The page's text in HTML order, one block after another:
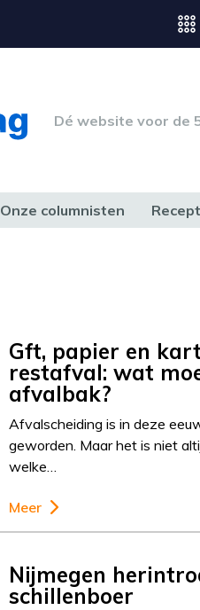
Dé website voor de
Onze columnisten
Gft, papier en
restafval: wat
afvalbak?
Afvalscheiding is in deze
geworden. Maar het is niet
welke…
Meer
Nijmegen
schillenboer